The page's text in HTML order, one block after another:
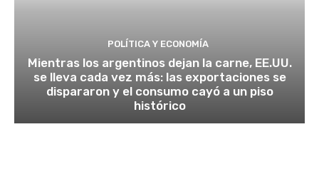
POLÍTICA Y ECONOMÍA
Mientras los argentinos dejan la carne, EE.UU.
se lleva cada vez más: las exportaciones se
dispararon y el consumo cayó a un piso
histórico